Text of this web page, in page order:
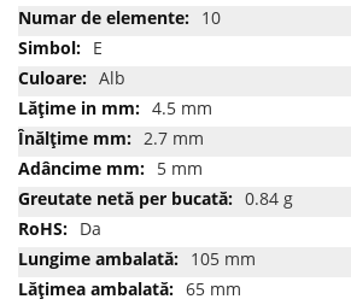
10
E
Alb
4.5 mm
2.7 mm
5 mm
0.84 g
Da
105 mm
65 mm